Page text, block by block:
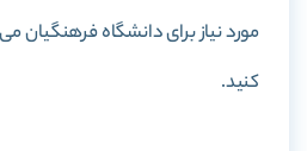
مورد نیاز برای دانشگاه فرهنگیان
کنید.